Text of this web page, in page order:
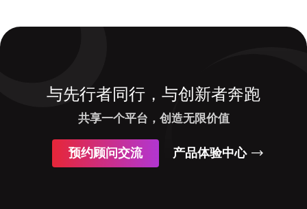
与先行者同行，与创新者奔跑
共享一个平台，创造无限价值
预约顾问交流 产品体验中心